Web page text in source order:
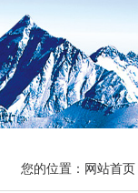
您的位置： 网站首页